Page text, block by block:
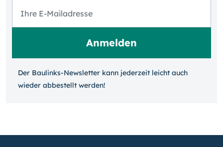
Der Baulinks-Newsletter kann jeder­zeit leicht auch
wieder ab­bestellt werden!